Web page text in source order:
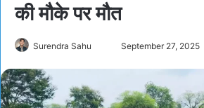
की मौके पर मौत
Surendra Sahu
d
September 27, 2025